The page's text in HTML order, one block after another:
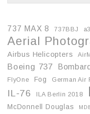
737 MAX 8 737BBJ
Aerial
Airbus Helicopters
Boeing 737
FlyOne Fog German Air
IL-76 ILA Berlin 2018
McDonnell Douglas